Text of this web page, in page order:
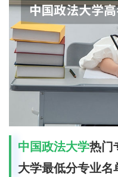
中国政法大学热门
大学最低分专业名